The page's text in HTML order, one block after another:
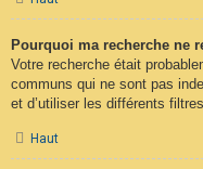
Pourquoi ma recherche ne
Votre recherche était
communs qui ne sont pas
et d’utiliser les différents
Haut